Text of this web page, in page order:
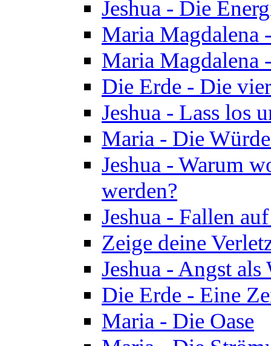
Jeshua - Die
Maria Magdalena
Maria Magdalena
Die Erde - Die
Jeshua - Lass los
Maria - Die
Jeshua - Warum
werden?
Jeshua - Fallen
Zeige deine
Jeshua - Angst als
Die Erde - Eine
Maria - Die Oase